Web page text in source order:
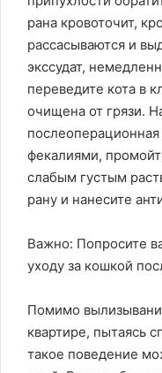
рана кровоточит,
рассасываются и
экссудат,
переведите кота в
очищена от грязи.
фекалиями,
слабым густым
рану и нанесите
Важно: Попросите
уходу за кошкой
Помимо
квартире, пытаясь
такое поведение